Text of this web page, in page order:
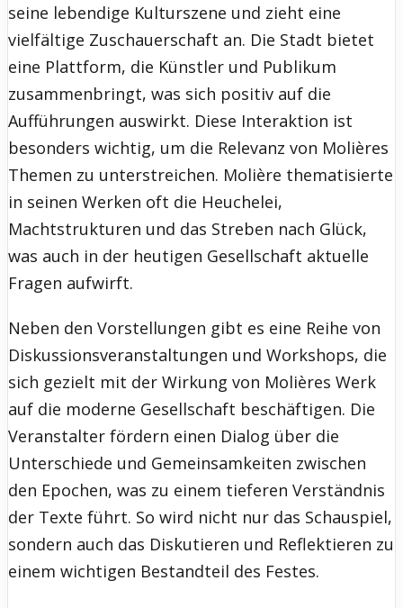
seine lebendige Kulturszene und zieht eine
vielfältige Zuschauerschaft an. Die Stadt bietet
eine Plattform, die Künstler und Publikum
zusammenbringt, was sich positiv auf die
Aufführungen auswirkt. Diese Interaktion ist
besonders wichtig, um die Relevanz von Molières
Themen zu unterstreichen. Molière thematisierte
in seinen Werken oft die Heuchelei,
Machtstrukturen und das Streben nach Glück,
was auch in der heutigen Gesellschaft aktuelle
Fragen aufwirft.
Neben den Vorstellungen gibt es eine Reihe von
Diskussionsveranstaltungen und Workshops, die
sich gezielt mit der Wirkung von Molières Werk
auf die moderne Gesellschaft beschäftigen. Die
Veranstalter fördern einen Dialog über die
Unterschiede und Gemeinsamkeiten zwischen
den Epochen, was zu einem tieferen Verständnis
der Texte führt. So wird nicht nur das Schauspiel,
sondern auch das Diskutieren und Reflektieren zu
einem wichtigen Bestandteil des Festes.